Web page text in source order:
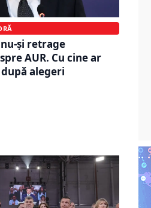
și retrage
AUR. Cu cine ar
alegeri